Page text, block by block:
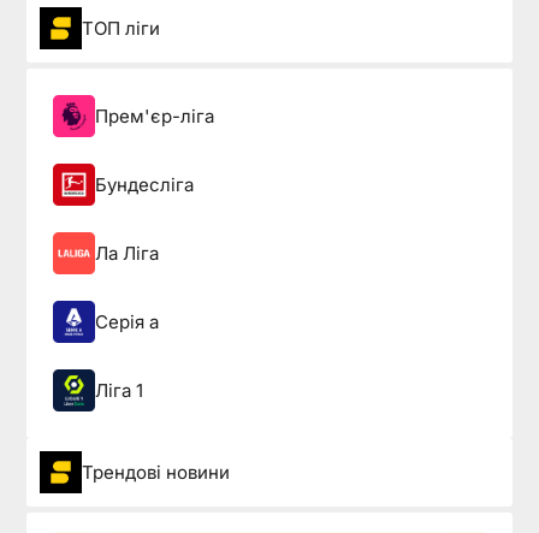
ТОП ліги
Прем'єр-ліга
Бундесліга
Ла Ліга
Серія а
Ліга 1
Трендові новини